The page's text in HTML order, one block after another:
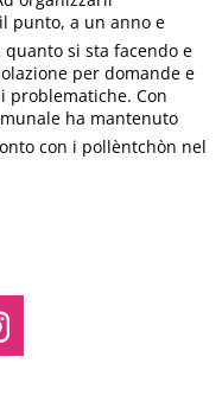
punto, a un anno e
si sta facendo e
per domande e
problematiche. Con
ha mantenuto
con i pollèntchòn nel